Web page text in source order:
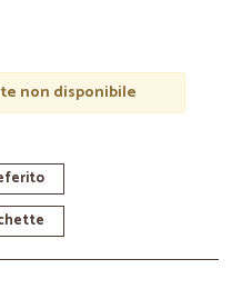
non disponibile